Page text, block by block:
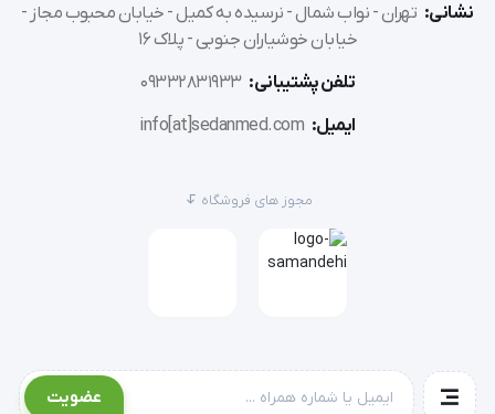
نشانی: تهران - نواب شمال - نرسیده به کمیل - خیابان محبوب مجاز -
خیابان خوشیاران جنوبی - پلاک 16
تلفن پشتیبانی: 09332831933
ایمیل: info[at]sedanmed.com
مجوز های فروشگاه
عضویت